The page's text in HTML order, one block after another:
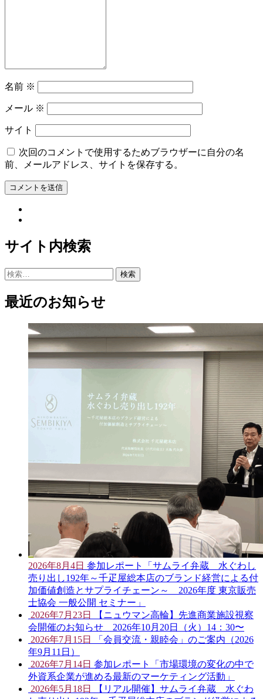
名前 ※
メール ※
サイト
次回のコメントで使用するためブラウザーに自分の名
前、メールアドレス、サイトを保存する。
サイト内検索
検
最近のお知らせ
2026年8月4日 参加レポート「サムライ弁蔵 水ぐわし
売り出し192年～千疋屋総本店のブランド経営による付
加価値創造とサプライチェーン～ 2026年度 東京販売
士協会 一般公開 セミナー」
2026年7月23日
【ニュウマン高輪】先進商業施設視察
会開催のお知らせ 2026年10月20日（火）14：30〜
2026年7月15日
「会員交流・親睦会」のご案内（2026
年9月11日）
2026年7月14日 参加レポート「市場環境の変化の中で
外資系企業が進める最新のマーケティング活動」
2026年5月18日
【リアル開催】サムライ弁蔵 水ぐわ